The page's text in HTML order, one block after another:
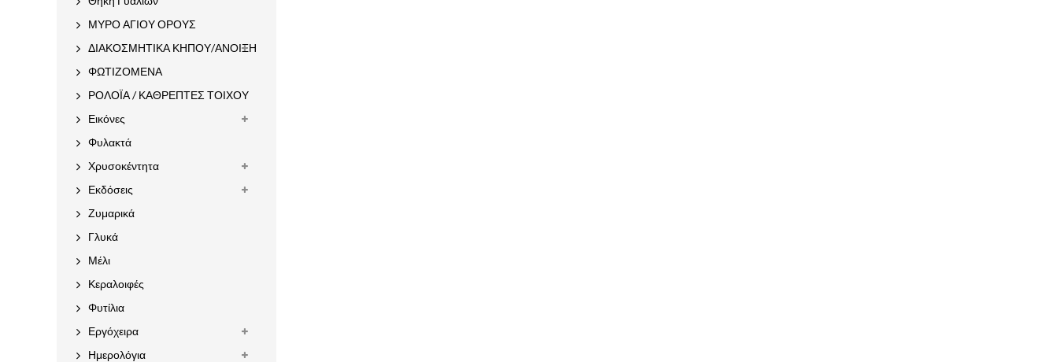
ΜΥΡΟ ΑΓΙΟΥ ΟΡΟΥΣ
ΔΙΑΚΟΣΜΗΤΙΚΑ ΚΗΠΟΥ/ΑΝΟΙΞΗ
ΦΩΤΙΖΟΜΕΝΑ
ΡΟΛΟΪΑ / ΚΑΘΡΕΠΤΕΣ ΤΟΙΧΟΥ
Εικόνες
Φυλακτά
Χρυσοκέντητα
Εκδόσεις
Ζυμαρικά
Γλυκά
Μέλι
Κεραλοιφές
Φυτίλια
Εργόχειρα
Ημερολόγια